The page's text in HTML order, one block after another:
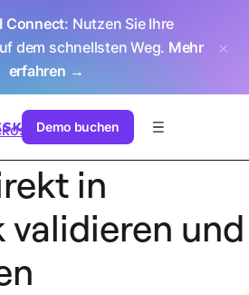
Connect: Nutzen Sie Ihre
dem schnellsten Weg. Mehr
erfahren →
Demo buchen
in
validieren und